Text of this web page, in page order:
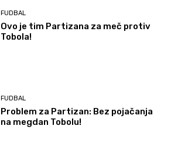
FUDBAL
Ovo je tim Partizana za meč protiv
Tobola!
FUDBAL
Problem za Partizan: Bez pojačanja
na megdan Tobolu!